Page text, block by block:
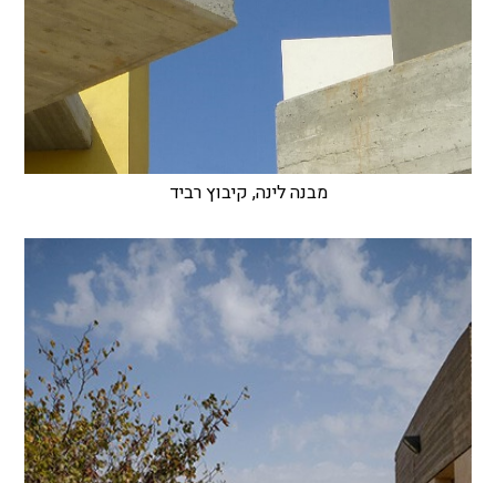
מבנה לינה, קיבוץ רביד